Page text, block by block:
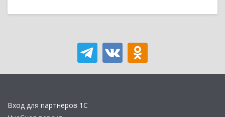
Вход для партнеров 1С